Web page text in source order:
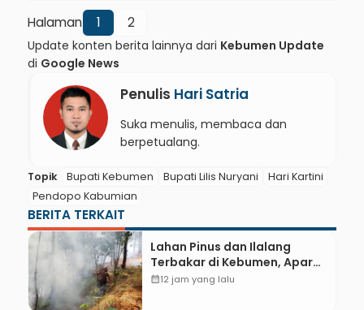
Halaman 1 2
Update konten berita lainnya dari Kebumen Update
di Google News
Penulis Hari Satria
Suka menulis, membaca dan
berpetualang.
Topik Bupati Kebumen Bupati Lilis Nuryani
Hari Kartini
Pendopo Kabumian
BERITA TERKAIT
Lahan Pinus dan Ilalang
Terbakar di Kebumen, Aparat
dan Warga Padamkan Api
calendar_month12 jam yang lalu